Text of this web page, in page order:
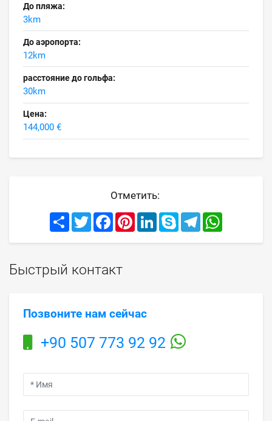
До пляжа:
3km
До аэропорта:
12km
расстояние до гольфа:
30km
Цена:
144,000 €
Отметить:
Share TwitterFacebookPinterestLinkedInSkype Telegram
Быстрый контакт
Позвоните нам сейчас
+90 507 773 92 92